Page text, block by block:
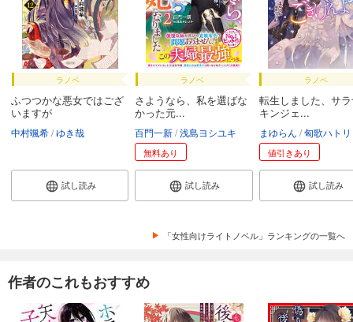
ラノベ
ふつつかな悪女ではござ
いますが
中村颯希 ゆき哉
試し読み
ラノベ
さようなら、私を選ばな
かった元...
百門一新 浅島ヨシユキ
無料あり
試し読み
ラノベ
転生しました、サ
キンジェ...
まゆらん 匈歌ハトリ
値引きあり
試し読み
「女性向けライトノベル」ランキングの一覧へ
作者のこれもおすすめ